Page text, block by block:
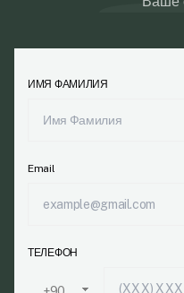
ИМЯ ФАМИЛИЯ
Email
ТЕЛЕФОН